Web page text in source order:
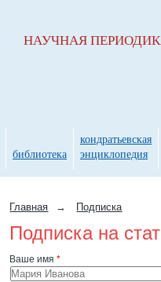
Главная → Подписка
Подписка на
Ваше имя*
НАУЧНАЯ
библиотека
кондратьевская
энциклопедия